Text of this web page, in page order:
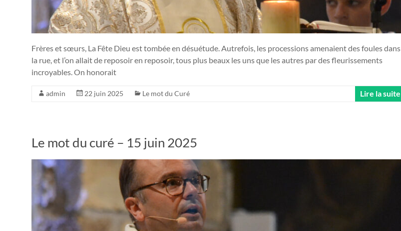
Frères et sœurs, La Fête Dieu est tombée en désuétude. Autrefois, les processions amenaient des foules dans
la rue, et l’on allait de reposoir en reposoir, tous plus beaux les uns que les autres par des fleurissements
incroyables. On honorait
admin 22 juin 2025 Le mot du Curé Lire la suite
Le mot du curé – 15 juin 2025